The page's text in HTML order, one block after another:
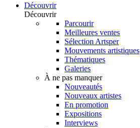
Découvrir
Découvrir
Parcourir
Meilleures ventes
Sélection Artsper
Mouvements artistiques
Thématiques
Galeries
À ne pas manquer
Nouveautés
Nouveaux artistes
En promotion
Expositions
Interviews